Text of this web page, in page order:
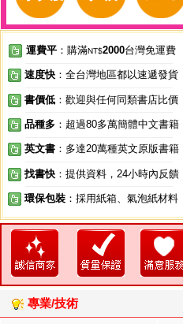
運費平 ：購滿NT$2000台灣免運費
速度快 ：全台灣地區都以速遞發貨
書價低 ：歡迎與任何同類書店比價
品種多 ：超過80多萬簡體中文書籍
英文書 ：多達20萬種英文原版書籍
找書快 ：提供資料，24小時內反饋
環保包裝 ：採用紙箱、氣泡紙材料
專業/技術